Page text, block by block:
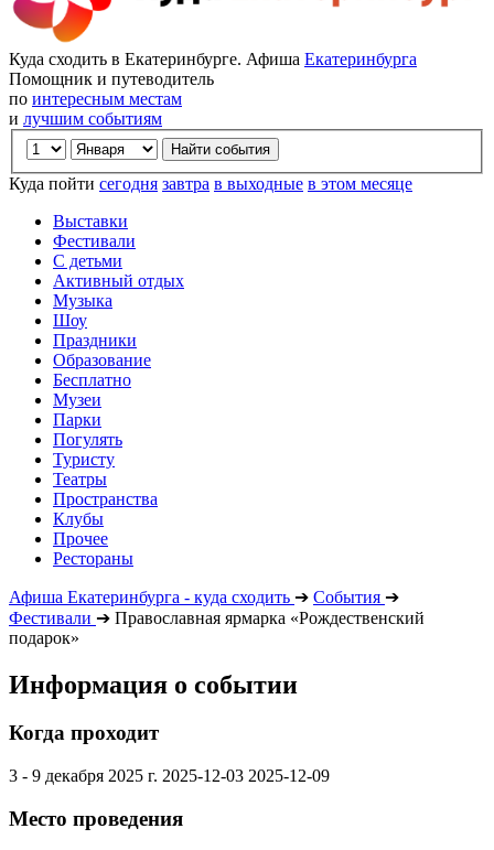
Куда сходить в Екатеринбурге. Афиша Екатеринбурга
Помощник и путеводитель
по интересным местам
и лучшим событиям
Куда пойти сегодня завтра в выходные в этом месяце
Выставки
Фестивали
С детьми
Активный отдых
Музыка
Шоу
Праздники
Образование
Бесплатно
Музеи
Парки
Погулять
Туристу
Театры
Пространства
Клубы
Прочее
Рестораны
Афиша Екатеринбурга - куда сходить ➔ События ➔
Фестивали ➔ Православная ярмарка «Рождественский
подарок»
Информация о событии
Когда проходит
3 - 9 декабря 2025 г. 2025-12-03 2025-12-09
Место проведения